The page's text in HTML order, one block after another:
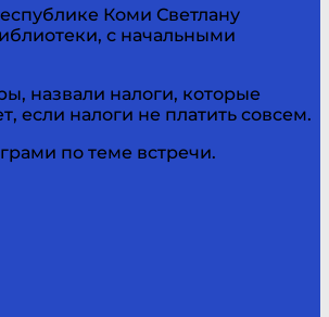
Коми Светлану
с начальными
назвали налоги, которые
если налоги не платить совсем.
по теме встречи.